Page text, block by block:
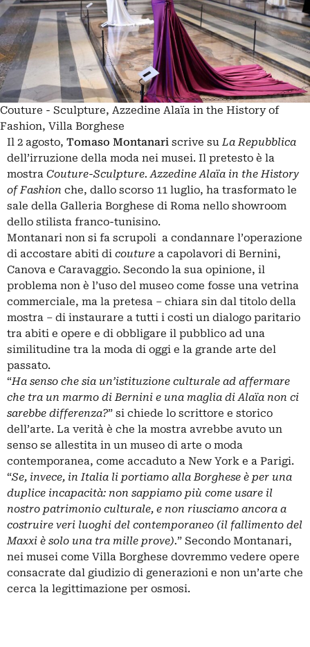
Couture - Sculpture, Azzedine Alaïa in the History of
Fashion, Villa Borghese
Il 2 agosto, Tomaso Montanari scrive suLa Repubblica
dell’irruzione della moda nei musei. Il pretesto è la
mostra Couture-Sculpture. Azzedine Alaïa in the History
of Fashion che, dallo scorso 11 luglio, ha trasformato le
sale della Galleria Borghese di Roma nello showroom
dello stilista franco-tunisino.
Montanari non si fa scrupoli a condannare l’operazione
di accostare abiti di couture a capolavori di Bernini,
Canova e Caravaggio. Secondo la sua opinione, il
problema non è l’uso del museo come fosse una vetrina
commerciale, ma la pretesa – chiara sin dal titolo della
mostra – di instaurare a tutti i costi un dialogo paritario
tra abiti e opere e di obbligare il pubblico ad una
similitudine tra la moda di oggi e la grande arte del
passato.
“Ha senso che sia un’istituzione culturale ad affermare
che tra un marmo di Bernini e una maglia di Alaïa non ci
sarebbe differenza?” si chiede lo scrittore e storico
dell’arte. La verità è che la mostra avrebbe avuto un
senso se allestita in un museo di arte o moda
contemporanea, come accaduto a New York e a Parigi.
“Se, invece, in Italia li portiamo alla Borghese è per una
duplice incapacità: non sappiamo più come usare il
nostro patrimonio culturale, e non riusciamo ancora a
costruire veri luoghi del contemporaneo (il fallimento del
Maxxi è solo una tra mille prove).” Secondo Montanari,
nei musei come Villa Borghese dovremmo vedere opere
consacrate dal giudizio di generazioni e non un’arte che
cerca la legittimazione per osmosi.